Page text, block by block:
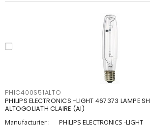
PHIC400S51ALTO
PHILIPS ELECTRONICS -LIGHT 467373 LAMPE
ALTOGOLIATH CLAIRE (AI)
Manufacturier :
PHILIPS ELECTRONICS -LIGHT